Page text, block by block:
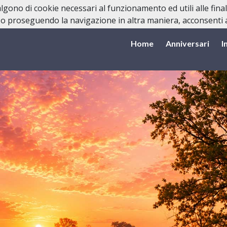
Home Anniversari
di cookie necessari al funzionamento ed utili alle
proseguendo la navigazione in altra maniera, acconsenti